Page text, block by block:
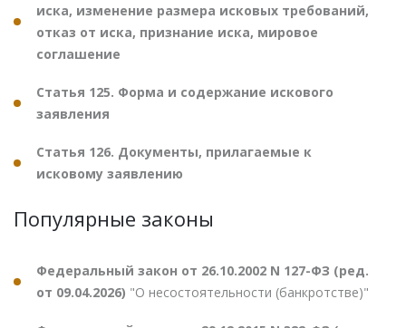
иска, изменение размера исковых требований,
отказ от иска, признание иска, мировое
соглашение
Статья 125. Форма и содержание искового
заявления
Статья 126. Документы, прилагаемые к
исковому заявлению
Популярные законы
Федеральный закон от 26.10.2002 N 127-ФЗ (ред.
от 09.04.2026) "О несостоятельности (банкротстве)"